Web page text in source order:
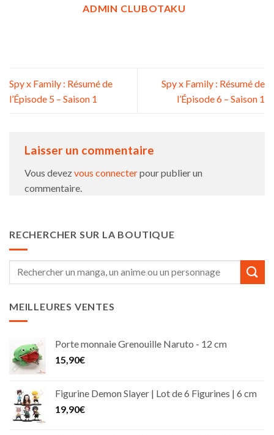
ADMIN CLUBOTAKU
Spy x Family : Résumé de
l’Épisode 5 – Saison 1
Spy x Family : Résumé de
l’Épisode 6 – Saison 1
Laisser un commentaire
Vous devezvous connecterpour publier un
commentaire.
RECHERCHER SUR LA BOUTIQUE
Recherche
MEILLEURES VENTES
Porte monnaie Grenouille Naruto - 12 cm
15,90€
Figurine Demon Slayer | Lot de 6 Figurines | 6 cm
19,90€